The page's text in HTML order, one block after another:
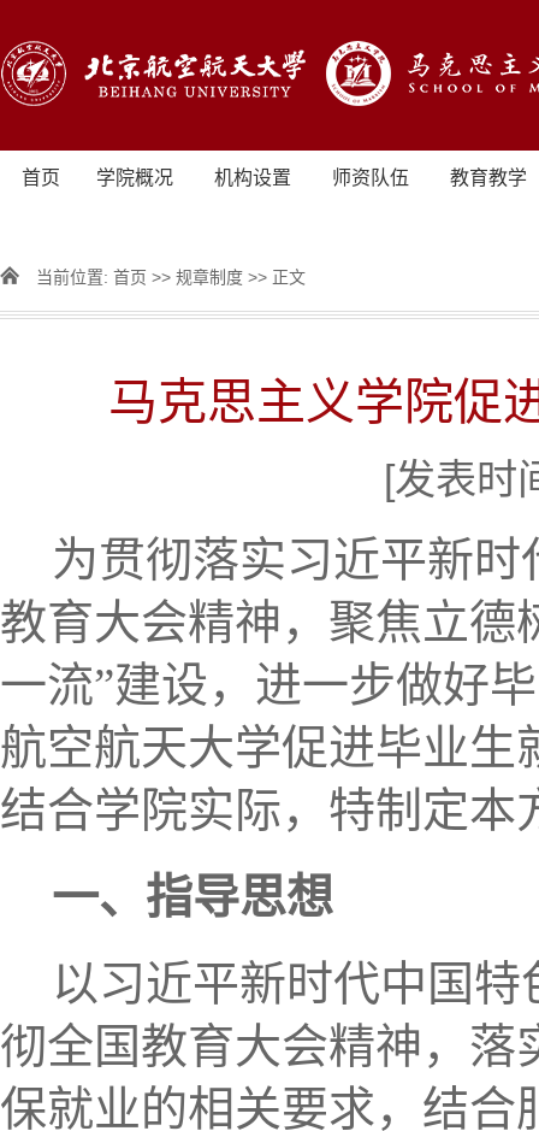
首页 学院概况 机构设置 师资队伍 教育教学
当前位置: 首页 >> 规章制度 >> 正文
马克思主义学院促
[发表时
为贯彻落实习近平新
教育大会精神，聚焦立德
一流”建设，进一步做好
航空航天大学促进毕业生
结合学院实际，特制定本
一、指导思想
以习近平新时代中国
彻全国教育大会精神，落
保就业的相关要求，结合